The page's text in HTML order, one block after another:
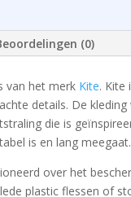
(0)
van het merk Kite. Kite
details. De
die is
is en lang meegaat.
over het
plastic flessen of